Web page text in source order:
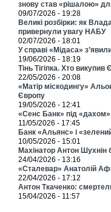
знову став «рішалою»
09/07/2026 - 19:28
Великі розбірки: як
привернули увагу НАБУ
02/07/2026 - 18:01
У справі «Мідаса»
19/06/2026 - 18:19
Тінь Тігіпка. Хто викупив
22/05/2026 - 20:08
«Матір міскодингу»
Європу
19/05/2026 - 12:41
«Сенс Банк» під
11/05/2026 - 17:45
Банк «Альянс» і
10/05/2026 - 15:01
Махінатор Антон Шухнін
24/04/2026 - 13:16
«Сталевар» Анатолій
22/04/2026 - 17:12
Антон Ткаченко:
15/04/2026 - 11:57